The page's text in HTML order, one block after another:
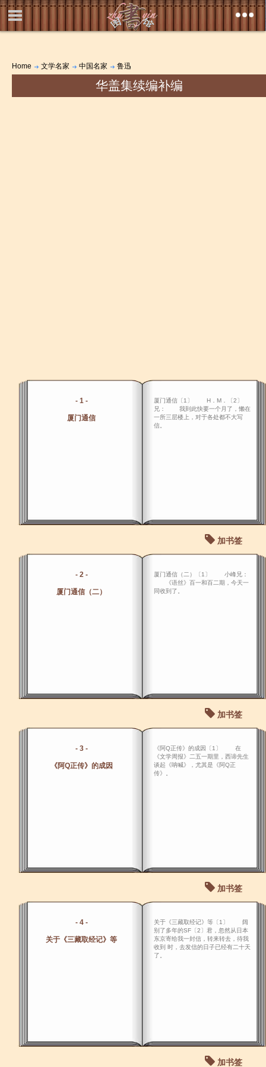
Home 文学名家 中国名家 鲁迅
华盖集续编补编
- 1 -
厦门通信
厦门通信〔1〕 H．M．〔2〕
兄： 我到此快要一个月了，懒在
一所三层楼上，对于各处都不大写
信。
加书签
- 2 -
厦门通信（二）
厦门通信（二）〔1〕 小峰兄：
《语丝》百一和百二期，今天一
同收到了。
加书签
- 3 -
《阿Q正传》的成因
《阿Q正传》的成因〔1〕 在
《文学周报》二五一期里，西谛先生
谈起《呐喊》，尤其是《阿Q正
传》。
加书签
- 4 -
关于《三藏取经记》等
关于《三藏取经记》等〔1〕 阔
别了多年的SF〔2〕君，忽然从日本
东京寄给我一封信，转来转去，待我
收到 时，去发信的日子已经有二十天
了。
加书签